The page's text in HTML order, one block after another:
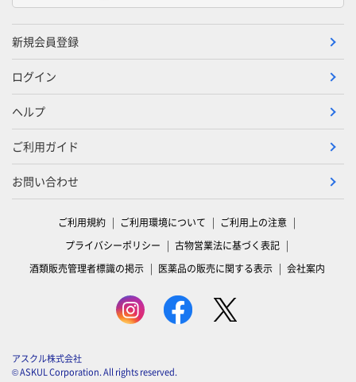
新規会員登録
ログイン
ヘルプ
ご利用ガイド
お問い合わせ
ご利用規約 ご利用環境について
ご利用上の注意
プライバシーポリシー
古物営業法に基づく表記
酒類販売管理者標識の掲示
医薬品の販売に関する表示 会社案内
アスクル株式会社
© ASKUL Corporation. All rights reserved.